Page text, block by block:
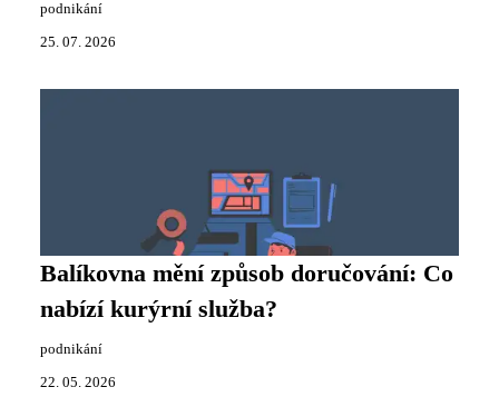
podnikání
25. 07. 2026
Balíkovna mění způsob doručování: Co
nabízí kurýrní služba?
podnikání
22. 05. 2026